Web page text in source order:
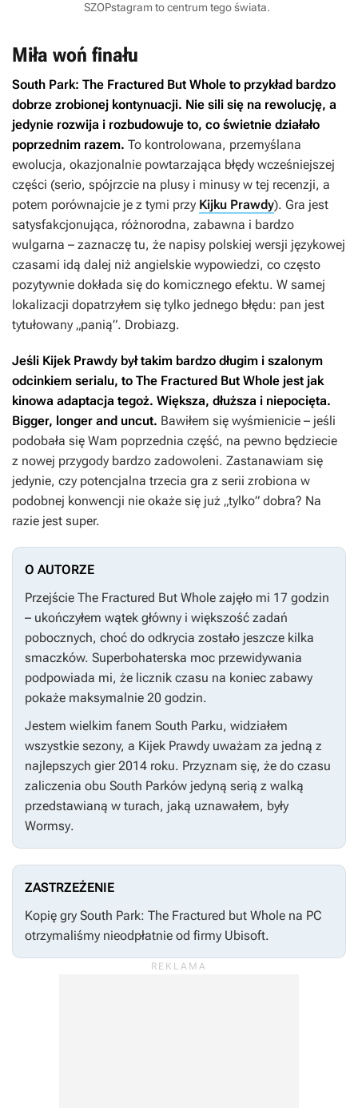
SZOPstagram to centrum tego świata.
Miła woń finału
South Park: The Fractured But Whole to przykład bardzo
dobrze zrobionej kontynuacji. Nie sili się na rewolucję, a
jedynie rozwija i rozbudowuje to, co świetnie działało
poprzednim razem. To kontrolowana, przemyślana
ewolucja, okazjonalnie powtarzająca błędy wcześniejszej
części (serio, spójrzcie na plusy i minusy w tej recenzji, a
potem porównajcie je z tymi przy Kijku Prawdy). Gra jest
satysfakcjonująca, różnorodna, zabawna i bardzo
wulgarna – zaznaczę tu, że napisy polskiej wersji językowej
czasami idą dalej niż angielskie wypowiedzi, co często
pozytywnie dokłada się do komicznego efektu. W samej
lokalizacji dopatrzyłem się tylko jednego błędu: pan jest
tytułowany „panią”. Drobiazg.
Jeśli Kijek Prawdy był takim bardzo długim i szalonym
odcinkiem serialu, to The Fractured But Whole jest jak
kinowa adaptacja tegoż. Większa, dłuższa i niepocięta.
Bigger, longer and uncut. Bawiłem się wyśmienicie – jeśli
podobała się Wam poprzednia część, na pewno będziecie
z nowej przygody bardzo zadowoleni. Zastanawiam się
jedynie, czy potencjalna trzecia gra z serii zrobiona w
podobnej konwencji nie okaże się już „tylko” dobra? Na
razie jest super.
O AUTORZE
Przejście The Fractured But Whole zajęło mi 17 godzin
– ukończyłem wątek główny i większość zadań
pobocznych, choć do odkrycia zostało jeszcze kilka
smaczków. Superbohaterska moc przewidywania
podpowiada mi, że licznik czasu na koniec zabawy
pokaże maksymalnie 20 godzin.
Jestem wielkim fanem South Parku, widziałem
wszystkie sezony, a Kijek Prawdy uważam za jedną z
najlepszych gier 2014 roku. Przyznam się, że do czasu
zaliczenia obu South Parków jedyną serią z walką
przedstawianą w turach, jaką uznawałem, były
Wormsy.
ZASTRZEŻENIE
Kopię gry South Park: The Fractured but Whole na PC
otrzymaliśmy nieodpłatnie od firmy Ubisoft.